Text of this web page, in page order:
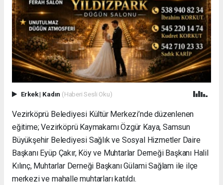
Erkek| Kadın (Haberi Sesli Oku)
Vezirköprü Belediyesi Kültür Merkezi’nde düzenlenen
eğitime; Vezirköprü Kaymakamı Özgür Kaya, Samsun
Büyükşehir Belediyesi Sağlık ve Sosyal Hizmetler Daire
Başkanı Eyüp Çakır, Köy ve Muhtarlar Derneği Başkanı Halil
Kılınç, Muhtarlar Derneği Başkanı Gülami Sağlam ile ilçe
merkezi ve mahalle muhtarları katıldı.